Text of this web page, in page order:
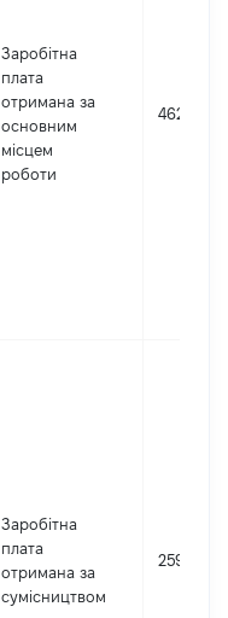
Заробітна
плата
отримана за
основним
місцем
роботи
462265
Заробітна
плата
отримана за
сумісництвом
25905